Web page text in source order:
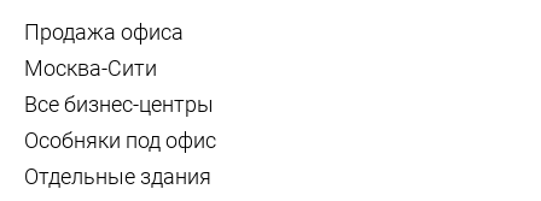
Продажа офиса
Москва-Сити
Все бизнес-центры
Особняки под офис
Отдельные здания